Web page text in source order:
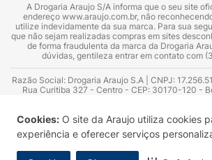
Cookies: O site da Araujo utiliza cookies
experiência e oferecer serviços
A Drogaria Araujo S/A informa que o seu site
endereço www.araujo.com.br, não
utilize indevidamente da sua marca. Para sua
que não sejam realizadas compras em sites
de forma fraudulenta da marca da Drogaria
dúvidas, gentileza entrar em contato com
Razão Social: Drogaria Araujo S.A | CNPJ:
Rua Curitiba 327 - Centro - CEP: 30170-120 -
Azevedo Guimarães – CRF 10.965 | Yasmin Silva
Consultor substituto: Thiago Aguiar Pinheiro -
Sanitário: 2025020713 | Autorização de